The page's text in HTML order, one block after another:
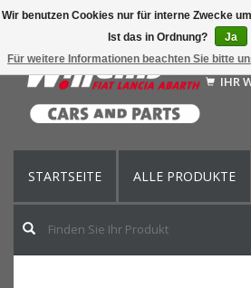
IHR
STARTSEITE ALLE PRODUKTE
Wir benutzen Cookies nur für interne Zwecke
Ist das in Ordnung?
Ja
Für weitere Informationen beachten Sie bitte